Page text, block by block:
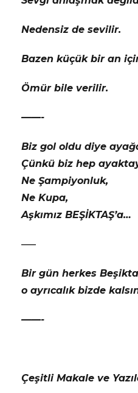
Nedensiz de sevilir.
Bazen küçük bir an
Ömür bile verilir.
——-
Biz gol oldu diye
Çünkü biz hep
Ne Şampiyonluk,
Ne Kupa,
Aşkımız BEŞİKTAŞ’a…
—–
Bir gün herkes
o ayrıcalık bizde
——-
Çeşitli Makale ve